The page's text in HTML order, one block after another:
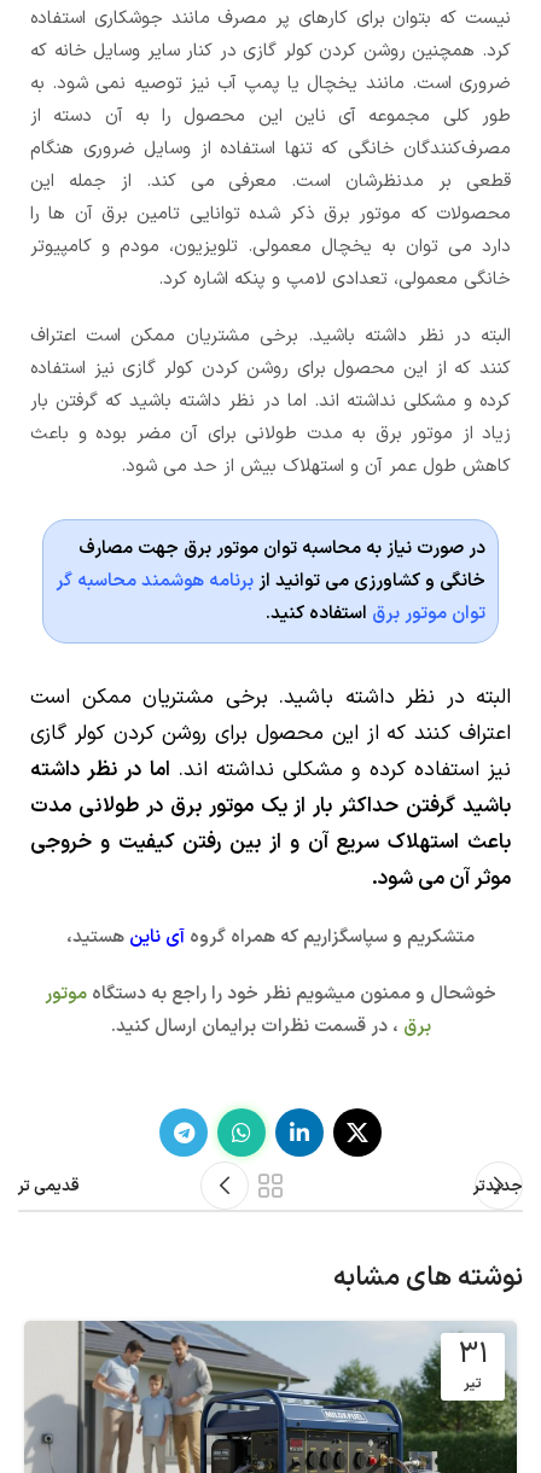
نیست که بتوان برای کارهای پر مصرف مانند جوشکاری استفاده
کرد. همچنین روشن کردن کولر گازی در کنار سایر وسایل خانه که
ضروری است. مانند یخچال یا پمپ آب نیز توصیه نمی شود. به
طور کلی مجموعه آی ناین این محصول را به آن دسته از
مصرف‌کنندگان خانگی که تنها استفاده از وسایل ضروری هنگام
قطعی بر مدنظرشان است. معرفی می کند. از جمله این
محصولات که موتور برق ذکر شده توانایی تامین برق آن ها را
دارد می توان به یخچال معمولی. تلویزیون، مودم و کامپیوتر
خانگی معمولی، تعدادی لامپ و پنکه اشاره کرد.
البته در نظر داشته باشید. برخی مشتریان ممکن است اعتراف
کنند که از این محصول برای روشن کردن کولر گازی نیز استفاده
کرده و مشکلی نداشته اند. اما در نظر داشته باشید که گرفتن بار
زیاد از موتور برق به مدت طولانی برای آن مضر بوده و باعث
کاهش طول عمر آن و استهلاک بیش از حد می شود.
در صورت نیاز به محاسبه توان موتور برق جهت مصارف
خانگی و کشاورزی می توانید ازبرنامه هوشمند محاسبه گر
توان موتور برق استفاده کنید.
البته در نظر داشته باشید. برخی مشتریان ممکن است
اعتراف کنند که از این محصول برای روشن کردن کولر گازی
نیز استفاده کرده و مشکلی نداشته اند. اما در نظر داشته
باشید گرفتن حداکثر بار از یک موتور برق در طولانی مدت
باعث استهلاک سریع آن و از بین رفتن کیفیت و خروجی
موثر آن می شود.
متشکریم و سپاسگزاریم که همراه گروه آی ناین هستید،
خوشحال و ممنون میشویم نظر خود را راجع به دستگاه موتور
برق ، در قسمت نظرات برایمان ارسال کنید.
جدیدتر قدیمی تر
نوشته های مشابه
31
تیر